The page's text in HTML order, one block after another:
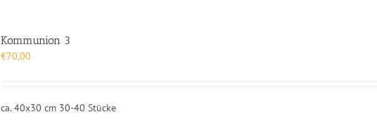
Kommunion 3
€70,00
ca. 40x30 cm 30-40 Stücke